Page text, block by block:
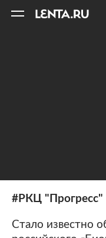
#РКЦ "Прогресс"
Стало известно